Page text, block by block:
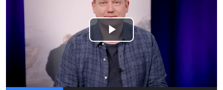
Esita
video